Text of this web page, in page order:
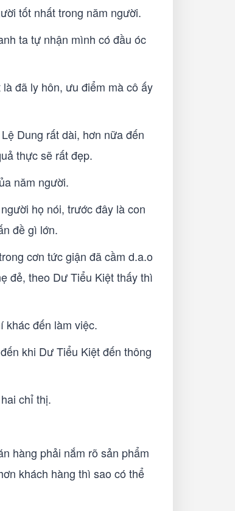
tốt nhất trong năm người.
ta tự nhận mình có đầu óc
đã ly hôn, ưu điểm mà cô ấy
Dung rất dài, hơn nữa đến
thực sẽ rất đẹp.
năm người.
họ nói, trước đây là con
đề gì lớn.
cơn tức giận đã cầm d.a.o
đẻ, theo Dư Tiểu Kiệt thấy thì
khác đến làm việc.
khi Dư Tiểu Kiệt đến thông
chỉ thị.
hàng phải nắm rõ sản phẩm
khách hàng thì sao có thể